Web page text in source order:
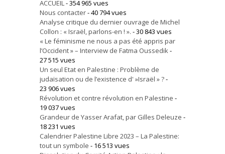
ACCUEIL - 354 965 vues
Nous contacter- 40 794 vues
Analyse critique du dernier ouvrage de Michel
Collon : « Israël, parlons-en ! ». - 30 843 vues
« Le féminisme ne nous a pas été appris par
l’Occident » – Interview de Fatma Oussedik -
27 515 vues
Un seul Etat en Palestine : Problème de
judaïsation ou de l’existence d' »Israël » ?-
23 906 vues
Révolution et contre révolution en Palestine -
19 037 vues
Grandeur de Yasser Arafat, par Gilles Deleuze -
18 231 vues
Calendrier Palestine Libre 2023 – La Palestine:
tout un symbole - 16 513 vues